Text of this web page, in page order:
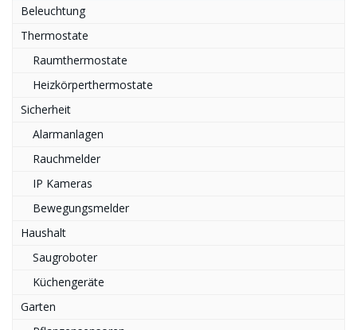
Beleuchtung
Thermostate
Raumthermostate
Heizkörperthermostate
Sicherheit
Alarmanlagen
Rauchmelder
IP Kameras
Bewegungsmelder
Haushalt
Saugroboter
Küchengeräte
Garten